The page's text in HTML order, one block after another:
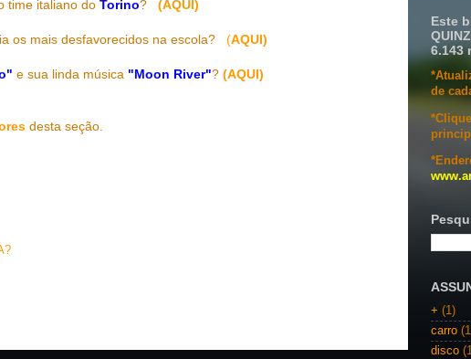
time italiano do Torino? (AQUI)
os mais desfavorecidos na escola? (AQUI)
e sua linda música "Moon River"? (AQUI)
desta seção.
Este
6.143
de
*Clique
+ (1)
carro
disco